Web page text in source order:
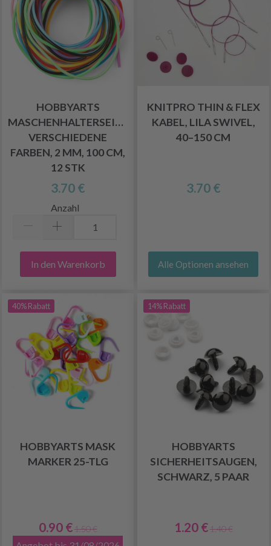
HOBBYARTS
MASCHENHALTERSEILE,
VERSCHIEDENE
FARBEN, 2 MM, 100 CM,
12 STK
3.70 €
Anzahl
In den Warenkorb
KNITPRO THIN & FLEX
KABEL, LILA SWIVEL,
40–150 CM
3.70 €
Alle Optionen ansehen
40% Rabatt
HOBBYARTS MASK
MARKER 25-TLG
0.90 € 1.50 €
14% Rabatt
HOBBYARTS
SICHERHEITSAUGEN,
SCHWARZ, 5 PAAR
1.20 € 1.40 €